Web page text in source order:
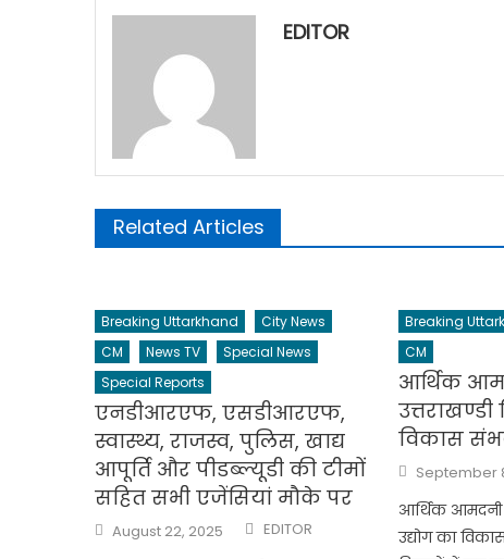
EDITOR
Related Articles
Breaking Uttarkhand
City News
CM
News TV
Special News
Special Reports
एनडीआरएफ, एसडीआरएफ,
स्वास्थ्य, राजस्व, पुलिस, खाद्य
आपूर्ति और पीडब्ल्यूडी की टीमों
सहित सभी एजेंसियां मौके पर
Posted
on
August 22, 2025 Author
EDITOR
Breaking
CM
आर्थिक
विकास
Posted
on
September
आर्थिक आमदनी
उद्योग का